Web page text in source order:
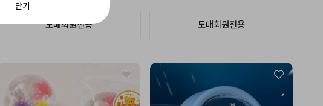
도매회원전용 도매회원전용
닫기